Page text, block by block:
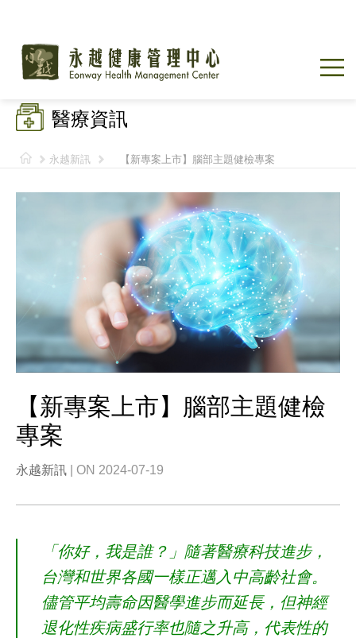
醫療資訊
永越新訊 【新專案上市】腦部主題健檢專案
【新專案上市】腦部主題健檢
專案
永越新訊 | ON 2024-07-19
「你好，我是誰？」隨著醫療科技進步，
台灣和世界各國一樣正邁入中高齡社會。
儘管平均壽命因醫學進步而延長，但神經
退化性疾病盛行率也隨之升高，代表性的